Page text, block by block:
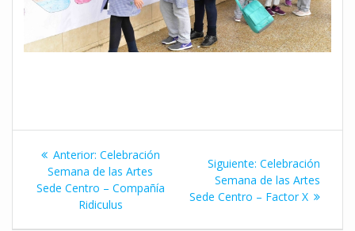
Navegación
de
entradas
Anterior: Entrada
anterior:
Celebración
Semana de las Artes
Sede Centro – Compañía
Ridiculus
Siguiente: Siguiente
entrada:
Celebración
Semana de las Artes
Sede Centro – Factor X